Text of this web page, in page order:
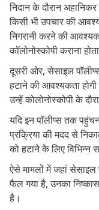
निदान के दौरान
किसी भी उपचार की
निगरानी करने की
कॉलोनोस्कोपी कराना
दूसरी ओर, सेसाइल
हटाने की आवश्यकता
उन्हें कोलोनोस्कोपी के
यदि इन पॉलीप्स तक
प्रक्रिया की मदद से
को हटाने के लिए
ऐसे मामलों में जहां
फैल गया है, उनका
है।